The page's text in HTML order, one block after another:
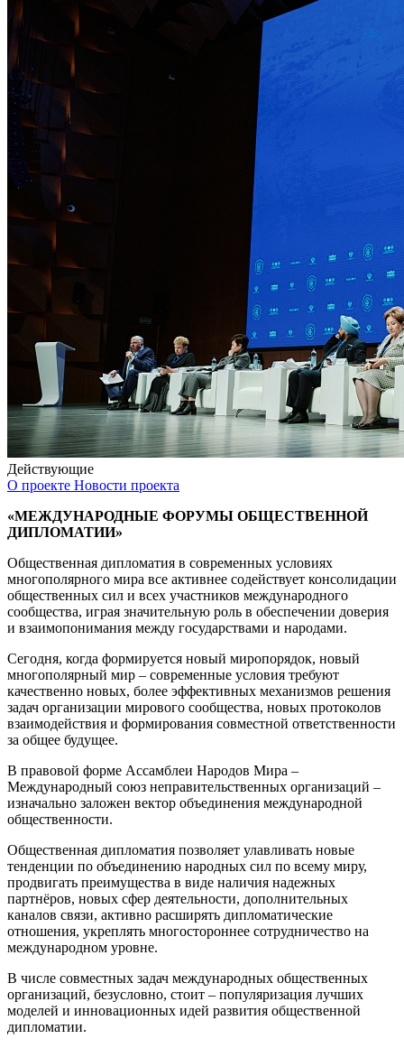
Действующие
О проекте Новости проекта
«МЕЖДУНАРОДНЫЕ ФОРУМЫ ОБЩЕСТВЕННОЙ
ДИПЛОМАТИИ»
Общественная дипломатия в современных условиях
многополярного мира все активнее содействует консолидации
общественных сил и всех участников международного
сообщества, играя значительную роль в обеспечении доверия
и взаимопонимания между государствами и народами.
Сегодня, когда формируется новый миропорядок, новый
многополярный мир – современные условия требуют
качественно новых, более эффективных механизмов решения
задач организации мирового сообщества, новых протоколов
взаимодействия и формирования совместной ответственности
за общее будущее.
В правовой форме Ассамблеи Народов Мира –
Международный союз неправительственных организаций –
изначально заложен вектор объединения международной
общественности.
Общественная дипломатия позволяет улавливать новые
тенденции по объединению народных сил по всему миру,
продвигать преимущества в виде наличия надежных
партнёров, новых сфер деятельности, дополнительных
каналов связи, активно расширять дипломатические
отношения, укреплять многостороннее сотрудничество на
международном уровне.
В числе совместных задач международных общественных
организаций, безусловно, стоит – популяризация лучших
моделей и инновационных идей развития общественной
дипломатии.